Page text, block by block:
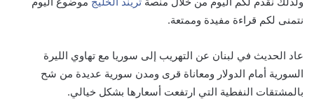
نتمنى لكم قراءة مفيدة وممتعة.
عاد الحديث في لبنان عن التهريب إلى سوريا مع تهاوي الليرة
السورية أمام الدولار ومعاناة قرى ومدن سورية عديدة من شح
بالمشتقات النفطية التي ارتفعت أسعارها بشكل خيالي.